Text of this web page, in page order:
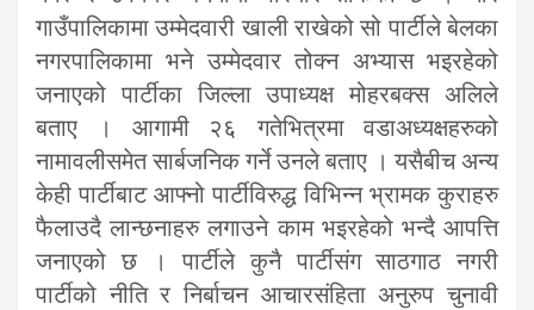
गाउँपालिकामा उम्मेदवारी खाली राखेको सो पार्टीले बेलका
नगरपालिकामा भने उम्मेदवार तोक्न अभ्यास भइरहेको
जनाएको पार्टीका जिल्ला उपाध्यक्ष मोहरबक्स अलिले
बताए । आगामी २६ गतेभित्रमा वडाअध्यक्षहरुको
नामावलीसमेत सार्बजनिक गर्ने उनले बताए । यसैबीच अन्य
केही पार्टीबाट आफ्नो पार्टीविरुद्ध विभिन्न भ्रामक कुराहरु
फैलाउदै लान्छनाहरु लगाउने काम भइरहेको भन्दै आपत्ति
जनाएको छ । पार्टीले कुनै पार्टीसंग साठगाठ नगरी
पार्टीको नीति र निर्बाचन आचारसंहिता अनुरुप चुनावी